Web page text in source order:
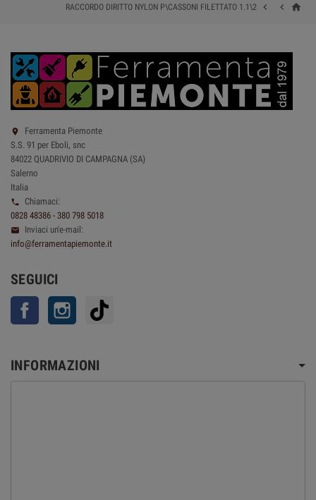
home


RACCORDO DIRITTO NYLON P\CASSONI FILETTATO 1.1\2

Ferramenta Piemonte
S.S. 91 per Eboli, snc
84022 QUADRIVIO DI CAMPAGNA (SA)
Salerno
Italia

Chiamaci:
0828 48386 - 380 798 5018

Inviaci un'e-mail:
info@ferramentapiemonte.it
SEGUICI
Facebook Instagram
INFORMAZIONI